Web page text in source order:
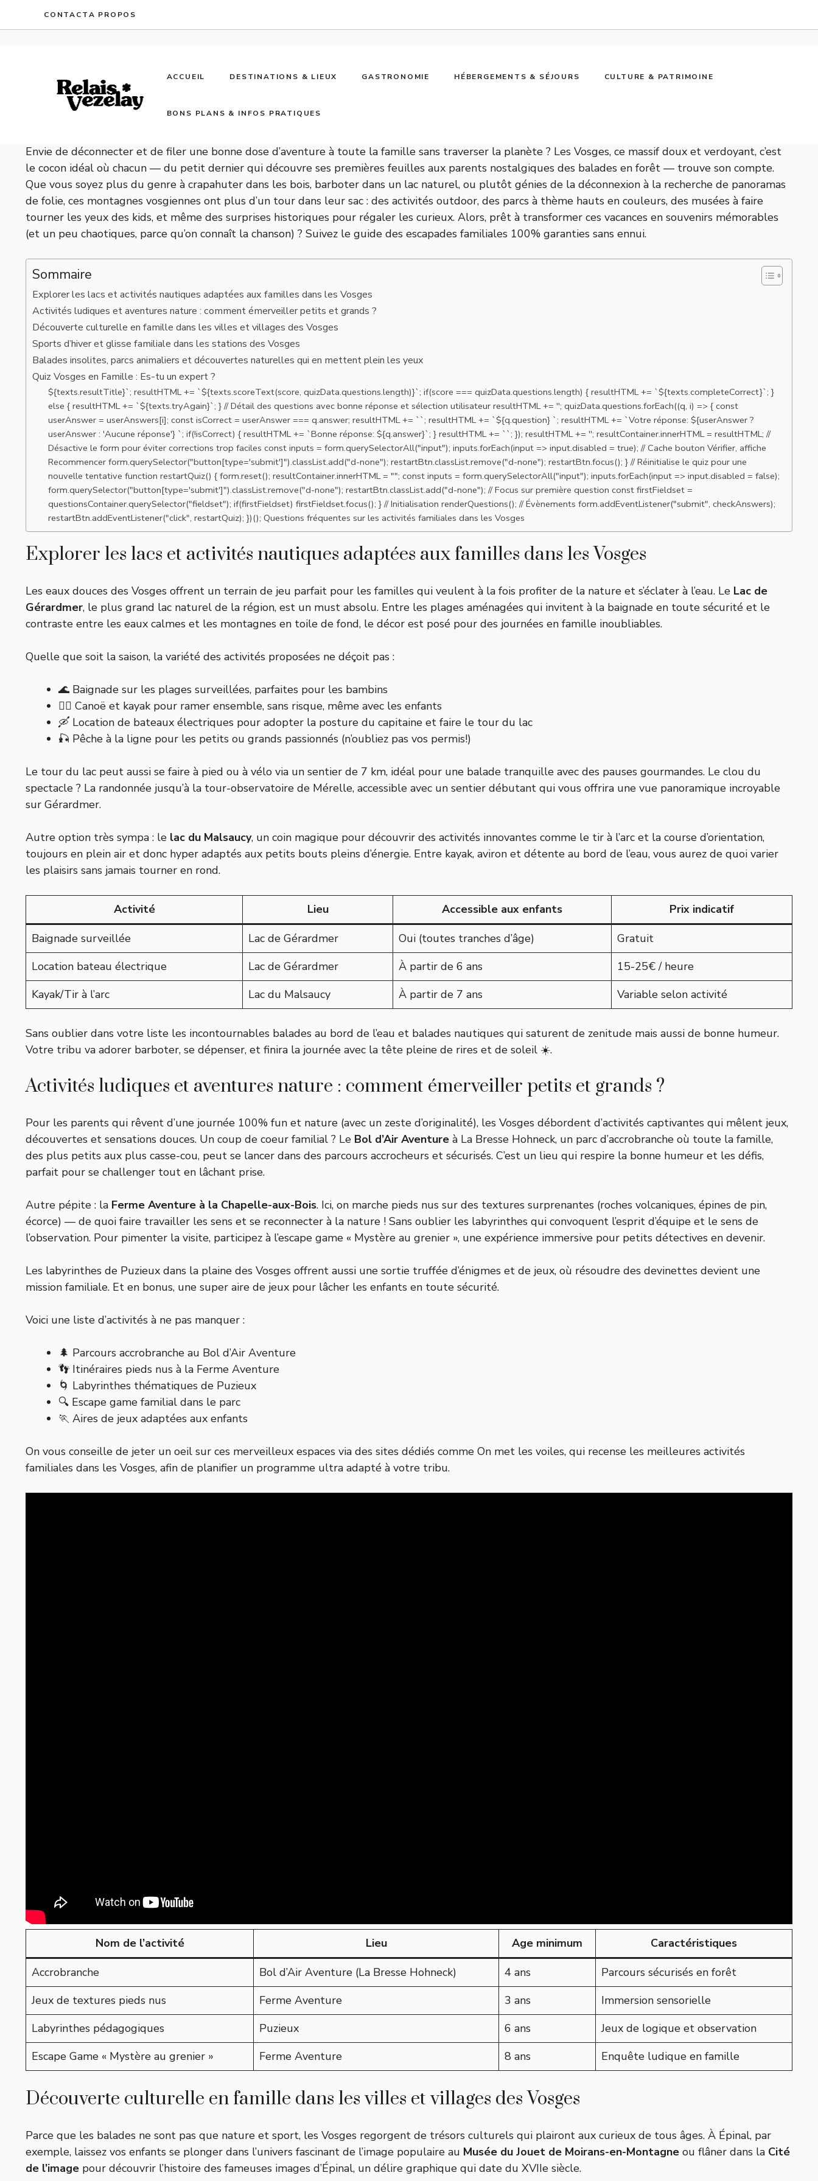
CONTACTA PROPOS
ACCUEIL DESTINATIONS & LIEUX GASTRONOMIE HÉBERGEMENTS & SÉJOURS CULTURE & PATRIMOINE
BONS PLANS & INFOS PRATIQUES
Envie de déconnecter et de filer une bonne dose d’aventure à toute la famille sans traverser la planète ? Les Vosges, ce massif doux et verdoyant, c’est
le cocon idéal où chacun — du petit dernier qui découvre ses premières feuilles aux parents nostalgiques des balades en forêt — trouve son compte.
Que vous soyez plus du genre à crapahuter dans les bois, barboter dans un lac naturel, ou plutôt génies de la déconnexion à la recherche de panoramas
de folie, ces montagnes vosgiennes ont plus d’un tour dans leur sac : des activités outdoor, des parcs à thème hauts en couleurs, des musées à faire
tourner les yeux des kids, et même des surprises historiques pour régaler les curieux. Alors, prêt à transformer ces vacances en souvenirs mémorables
(et un peu chaotiques, parce qu’on connaît la chanson) ? Suivez le guide des escapades familiales 100% garanties sans ennui.
Sommaire
Explorer les lacs et activités nautiques adaptées aux familles dans les Vosges
Activités ludiques et aventures nature : comment émerveiller petits et grands ?
Découverte culturelle en famille dans les villes et villages des Vosges
Sports d’hiver et glisse familiale dans les stations des Vosges
Balades insolites, parcs animaliers et découvertes naturelles qui en mettent plein les yeux
Quiz Vosges en Famille : Es-tu un expert ?
${texts.resultTitle}`; resultHTML += `${texts.scoreText(score, quizData.questions.length)}`; if(score === quizData.questions.length) { resultHTML += `${texts.completeCorrect}`; }
else { resultHTML += `${texts.tryAgain}`; } // Détail des questions avec bonne réponse et sélection utilisateur resultHTML += ''; quizData.questions.forEach((q, i) => { const
userAnswer = userAnswers[i]; const isCorrect = userAnswer === q.answer; resultHTML += ``; resultHTML += `${q.question} `; resultHTML += `Votre réponse: ${userAnswer ?
userAnswer : 'Aucune réponse'} `; if(!isCorrect) { resultHTML += `Bonne réponse: ${q.answer}`; } resultHTML += ``; }); resultHTML += ''; resultContainer.innerHTML = resultHTML; //
Désactive le form pour éviter corrections trop faciles const inputs = form.querySelectorAll("input"); inputs.forEach(input => input.disabled = true); // Cache bouton Vérifier, affiche
Recommencer form.querySelector("button[type='submit']").classList.add("d-none"); restartBtn.classList.remove("d-none"); restartBtn.focus(); } // Réinitialise le quiz pour une
nouvelle tentative function restartQuiz() { form.reset(); resultContainer.innerHTML = ""; const inputs = form.querySelectorAll("input"); inputs.forEach(input => input.disabled = false);
form.querySelector("button[type='submit']").classList.remove("d-none"); restartBtn.classList.add("d-none"); // Focus sur première question const firstFieldset =
questionsContainer.querySelector("fieldset"); if(firstFieldset) firstFieldset.focus(); } // Initialisation renderQuestions(); // Évènements form.addEventListener("submit", checkAnswers);
restartBtn.addEventListener("click", restartQuiz); })(); Questions fréquentes sur les activités familiales dans les Vosges
Explorer les lacs et activités nautiques adaptées aux familles dans les Vosges
Les eaux douces des Vosges offrent un terrain de jeu parfait pour les familles qui veulent à la fois profiter de la nature et s’éclater à l’eau. Le Lac de
Gérardmer, le plus grand lac naturel de la région, est un must absolu. Entre les plages aménagées qui invitent à la baignade en toute sécurité et le
contraste entre les eaux calmes et les montagnes en toile de fond, le décor est posé pour des journées en famille inoubliables.
Quelle que soit la saison, la variété des activités proposées ne déçoit pas :
🌊 Baignade sur les plages surveillées, parfaites pour les bambins
🚣‍♂️ Canoë et kayak pour ramer ensemble, sans risque, même avec les enfants
🛶 Location de bateaux électriques pour adopter la posture du capitaine et faire le tour du lac
🎣 Pêche à la ligne pour les petits ou grands passionnés (n’oubliez pas vos permis!)
Le tour du lac peut aussi se faire à pied ou à vélo via un sentier de 7 km, idéal pour une balade tranquille avec des pauses gourmandes. Le clou du
spectacle ? La randonnée jusqu’à la tour-observatoire de Mérelle, accessible avec un sentier débutant qui vous offrira une vue panoramique incroyable
sur Gérardmer.
Autre option très sympa : le lac du Malsaucy, un coin magique pour découvrir des activités innovantes comme le tir à l’arc et la course d’orientation,
toujours en plein air et donc hyper adaptés aux petits bouts pleins d’énergie. Entre kayak, aviron et détente au bord de l’eau, vous aurez de quoi varier
les plaisirs sans jamais tourner en rond.
Activité Lieu Accessible aux enfants
Prix indicatif
Baignade surveillée
Lac de Gérardmer Oui (toutes tranches d’âge)
Gratuit
Location bateau électrique
Lac de Gérardmer À partir de 6 ans
15-25€ / heure
Kayak/Tir à l’arc
Lac du Malsaucy À partir de 7 ans Variable selon activité
Sans oublier dans votre liste les incontournables balades au bord de l’eau et balades nautiques qui saturent de zenitude mais aussi de bonne humeur.
Votre tribu va adorer barboter, se dépenser, et finira la journée avec la tête pleine de rires et de soleil ☀️.
Activités ludiques et aventures nature : comment émerveiller petits et grands ?
Pour les parents qui rêvent d’une journée 100% fun et nature (avec un zeste d’originalité), les Vosges débordent d’activités captivantes qui mêlent jeux,
découvertes et sensations douces. Un coup de coeur familial ? Le Bol d’Air Aventure à La Bresse Hohneck, un parc d’accrobranche où toute la famille,
des plus petits aux plus casse-cou, peut se lancer dans des parcours accrocheurs et sécurisés. C’est un lieu qui respire la bonne humeur et les défis,
parfait pour se challenger tout en lâchant prise.
Autre pépite : la Ferme Aventure à la Chapelle-aux-Bois. Ici, on marche pieds nus sur des textures surprenantes (roches volcaniques, épines de pin,
écorce) — de quoi faire travailler les sens et se reconnecter à la nature ! Sans oublier les labyrinthes qui convoquent l’esprit d’équipe et le sens de
l’observation. Pour pimenter la visite, participez à l’escape game « Mystère au grenier », une expérience immersive pour petits détectives en devenir.
Les labyrinthes de Puzieux dans la plaine des Vosges offrent aussi une sortie truffée d’énigmes et de jeux, où résoudre des devinettes devient une
mission familiale. Et en bonus, une super aire de jeux pour lâcher les enfants en toute sécurité.
Voici une liste d’activités à ne pas manquer :
🌲 Parcours accrobranche au Bol d’Air Aventure
👣 Itinéraires pieds nus à la Ferme Aventure
🌀 Labyrinthes thématiques de Puzieux
🔍 Escape game familial dans le parc
🏃 Aires de jeux adaptées aux enfants
On vous conseille de jeter un oeil sur ces merveilleux espaces via des sites dédiés comme On met les voiles, qui recense les meilleures activités
familiales dans les Vosges, afin de planifier un programme ultra adapté à votre tribu.
Nom de l’activité Lieu Age minimum
Caractéristiques
Accrobranche
Bol d’Air Aventure (La Bresse Hohneck) 4 ans
Parcours sécurisés en forêt
Jeux de textures pieds nus
Ferme Aventure 3 ans
Immersion sensorielle
Labyrinthes pédagogiques
Puzieux 6 ans
Jeux de logique et observation
Escape Game « Mystère au grenier »
Ferme Aventure 8 ans Enquête ludique en famille
Découverte culturelle en famille dans les villes et villages des Vosges
Parce que les balades ne sont pas que nature et sport, les Vosges regorgent de trésors culturels qui plairont aux curieux de tous âges. À Épinal, par
exemple, laissez vos enfants se plonger dans l’univers fascinant de l’image populaire au Musée du Jouet de Moirans-en-Montagne ou flâner dans la Cité
de l’image pour découvrir l’histoire des fameuses images d’Épinal, un délire graphique qui date du XVIIe siècle.